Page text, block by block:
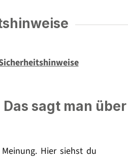
sagt man
Hier siehst du